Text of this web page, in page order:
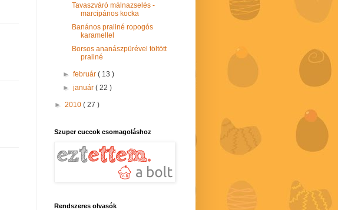
Tavaszváró málnazselés -
marcipános kocka
Banános praliné ropogós
karamellel
Borsos ananászpürével töltött
praliné
►február( 13 )
►január( 22 )
► 2010 ( 27 )
Szuper cuccok csomagoláshoz
Rendszeres olvasók